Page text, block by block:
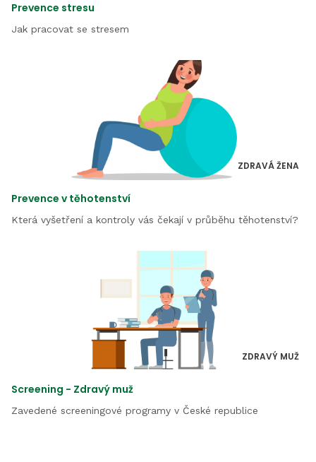
Prevence stresu
Jak pracovat se stresem
ZDRAVÁ ŽENA
Prevence v těhotenství
Která vyšetření a kontroly vás čekají v průběhu těhotenství?
ZDRAVÝ MUŽ
Screening - Zdravý muž
Zavedené screeningové programy v České republice